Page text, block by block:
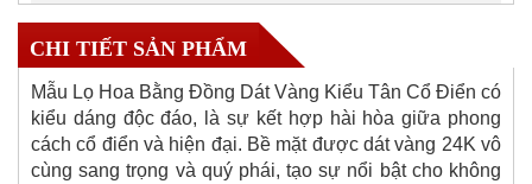
CHI TIẾT SẢN PHẨM
Mẫu Lọ Hoa Bằng Đồng Dát Vàng Kiểu Tân Cổ Điển có
kiểu dáng độc đáo, là sự kết hợp hài hòa giữa phong
cách cổ điển và hiện đại. Bề mặt được dát vàng 24K vô
cùng sang trọng và quý phái, tạo sự nổi bật cho không